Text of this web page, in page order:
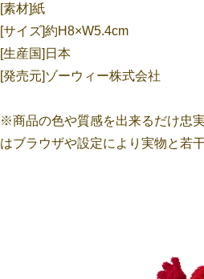
[素材]紙
[サイズ]約H8×W5.4cm
[生産国]日本
[発売元]ゾーウィー株式会社
※商品の色や質感を出来るだけ忠
はブラウザや設定により実物と若